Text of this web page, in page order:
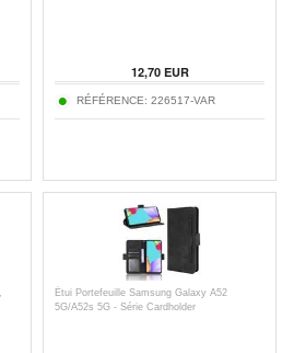
12,70EUR
RÉFÉRENCE: 226517-VAR
Étui Portefeuille Samsung Galaxy A52
5G/A52s 5G - Série Cardholder